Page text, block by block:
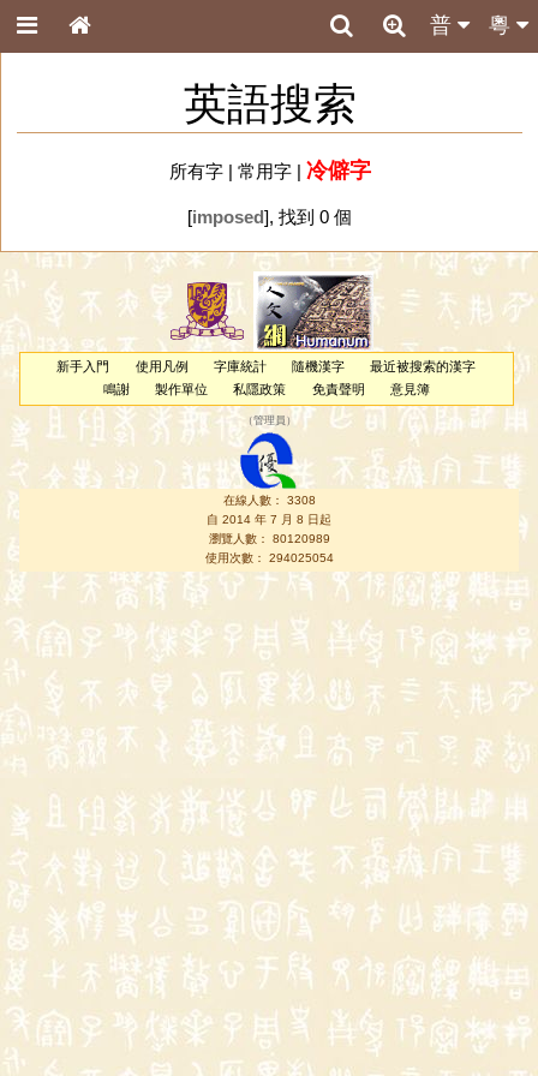
粵
普
英語搜索
所有字| 常用字| 冷僻字
[imposed], 找到 0 個
新手入門 使用凡例 字庫統計 隨機漢字
最近被搜索的漢字
鳴謝
製作單位 私隱政策 免責聲明 意見簿
（管理員 ）
在線人數： 3308
自 2014 年 7 月 8 日起
瀏覽人數： 80120989
使用次數： 294025054